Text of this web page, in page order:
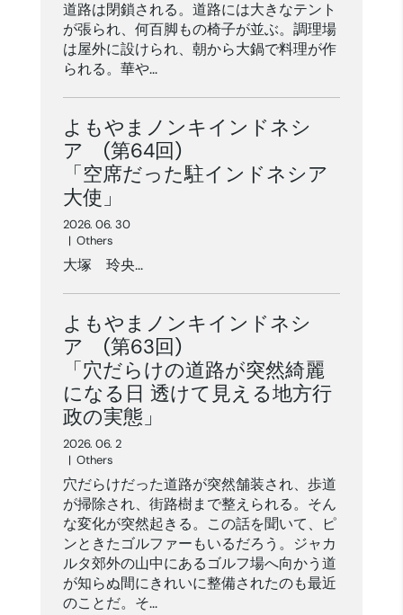
道路は閉鎖される。道路には大きなテント
が張られ、何百脚もの椅子が並ぶ。調理場
は屋外に設けられ、朝から大鍋で料理が作
られる。華や...
よもやまノンキインドネシ
ア (第64回)
「空席だった駐インドネシア
大使」
2026. 06. 30
| Others
大塚 玲央...
よもやまノンキインドネシ
ア (第63回)
「穴だらけの道路が突然綺麗
になる日 透けて見える地方行
政の実態」
2026. 06. 2
| Others
穴だらけだった道路が突然舗装され、歩道
が掃除され、街路樹まで整えられる。そん
な変化が突然起きる。この話を聞いて、ピ
ンときたゴルファーもいるだろう。ジャカ
ルタ郊外の山中にあるゴルフ場へ向かう道
が知らぬ間にきれいに整備されたのも最近
のことだ。そ...